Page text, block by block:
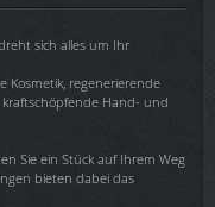
sich alles um Ihr
Kosmetik, regenerierende
Hand- und
Sie ein Stück auf Ihrem Weg
bieten dabei das